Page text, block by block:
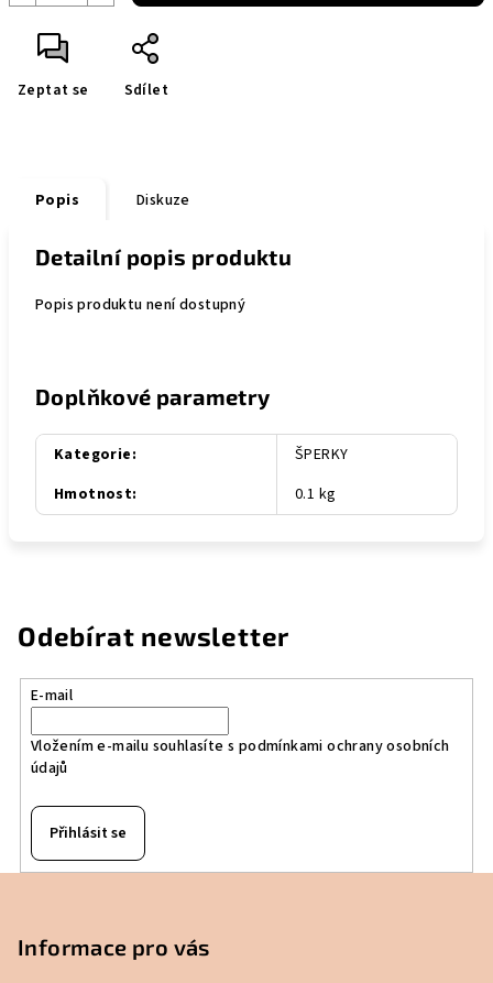
Zeptat se Sdílet
Popis Diskuze
Detailní popis produktu
Popis produktu není dostupný
Doplňkové parametry
Kategorie:
ŠPERKY
Hmotnost: 0.1 kg
Odebírat newsletter
E-mail
Vložením e-mailu souhlasíte s podmínkami ochrany osobních
údajů
Přihlásit se
Informace pro vás